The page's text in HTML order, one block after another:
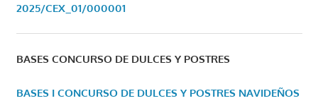
2025/CEX_01/000001
BASES CONCURSO DE DULCES Y POSTRES
BASES I CONCURSO DE DULCES Y POSTRES NAVIDEÑOS